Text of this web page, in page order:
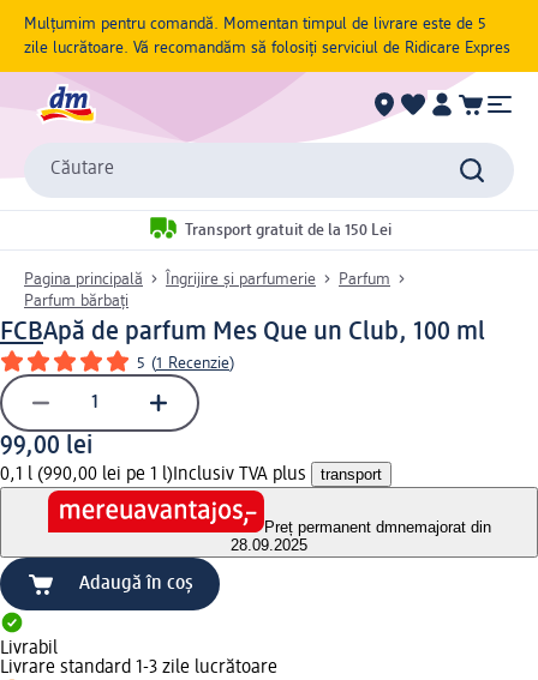
Mulțumim pentru comandă. Momentan timpul de livrare este de 5
zile lucrătoare. Vă recomandăm să folosiți serviciul de Ridicare Expres
Căutare
Transport gratuit de la 150 Lei
Pagina principală Îngrijire și parfumerie
Parfum
Parfum bărbați
FCBApă de parfum Mes Que un Club, 100 ml
5 (1 Recenzie)
99,00 lei
0,1 l (990,00 lei pe 1 l) Inclusiv TVA plus transport
Preț permanent dmnemajorat din
28.09.2025
Adaugă în coș
Livrabil
Livrare standard 1-3 zile lucrătoare